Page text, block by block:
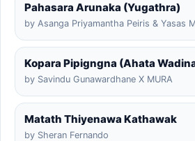
Pahasara Arunaka (Yugathra)
by Savindu Gunawardhane X MURA
Matath Thiyenawa Kathawak
by Sheran Fernando